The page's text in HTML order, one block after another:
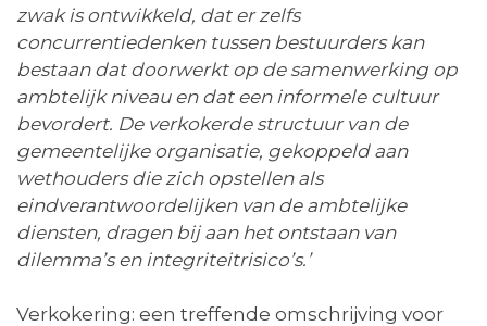
zwak is ontwikkeld, dat er zelfs
concurrentiedenken tussen bestuurders kan
bestaan dat doorwerkt op de samenwerking op
ambtelijk niveau en dat een informele cultuur
bevordert. De verkokerde structuur van de
gemeentelijke organisatie, gekoppeld aan
wethouders die zich opstellen als
eindverantwoordelijken van de ambtelijke
diensten, dragen bij aan het ontstaan van
dilemma’s en integriteitrisico’s.’
Verkokering: een treffende omschrijving voor